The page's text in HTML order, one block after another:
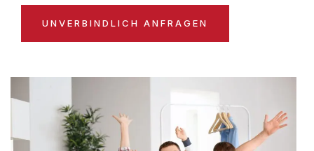
UNVERBINDLICH ANFRAGEN